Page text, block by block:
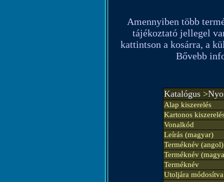
Amennyiben több
tájékoztató jellegel
kattintson a kosárra, a
Bővebb
Katalógus >
Alap kiszerelés
Kartonos
Vonalkód
Leírás (magyar)
Terméknév (angol)
Terméknév
Terméknév
Utoljára